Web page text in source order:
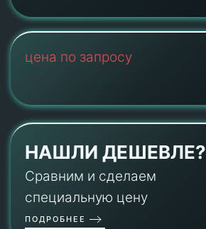
цена по запросу
НАШЛИ ДЕШЕВЛЕ?
Сравним и сделаем
специальную цену
ПОДРОБНЕЕ